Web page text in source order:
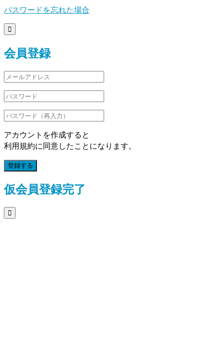
パスワードを忘れた場合

会員登録
アカウントを作成すると
利用規約に同意したことになります。
登録する
仮会員登録完了
